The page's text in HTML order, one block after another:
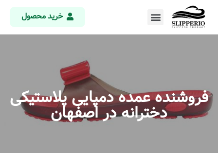
خرید محصول
فروشنده عمده دمپایی پلاستیکی
دخترانه در اصفهان